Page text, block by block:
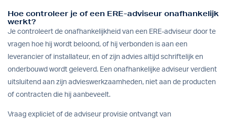
Hoe controleer je of een ERE-adviseur onafhankelijk
werkt?
Je controleert de onafhankelijkheid van een ERE-adviseur door te
vragen hoe hij wordt beloond, of hij verbonden is aan een
leverancier of installateur, en of zijn advies altijd schriftelijk en
onderbouwd wordt geleverd. Een onafhankelijke adviseur verdient
uitsluitend aan zijn advieswerkzaamheden, niet aan de producten
of contracten die hij aanbeveelt.
Vraag expliciet of de adviseur provisie ontvangt van